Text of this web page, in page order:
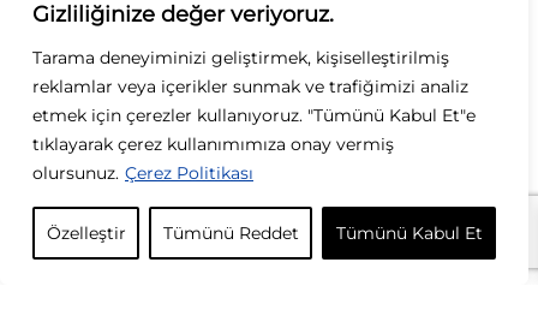
Gizliliğinize değer veriyoruz.
Tarama deneyiminizi geliştirmek, kişiselleştirilmiş
reklamlar veya içerikler sunmak ve trafiğimizi analiz
etmek için çerezler kullanıyoruz. "Tümünü Kabul Et"e
tıklayarak çerez kullanımımıza onay vermiş
olursunuz. Çerez Politikası
Özelleştir Tümünü Reddet Tümünü Kabul Et
Sirius Moda
Sirius Moda olarak, stilin gücüne inanıyoruz. Zamansız şıklığı modern
dokunuşlarla buluşturarak, her kadının kendi tarzını özgürce yansıtmasını
sağlıyoruz. Kaliteyi, zarafeti ve özgün tasarımları ön planda tutarak; her
koleksiyonumuzda ilham verici parçalar sunuyoruz. Moda bizim tutkumuz, siz
ise ilham kaynağımızsınız.
KURUMSAL